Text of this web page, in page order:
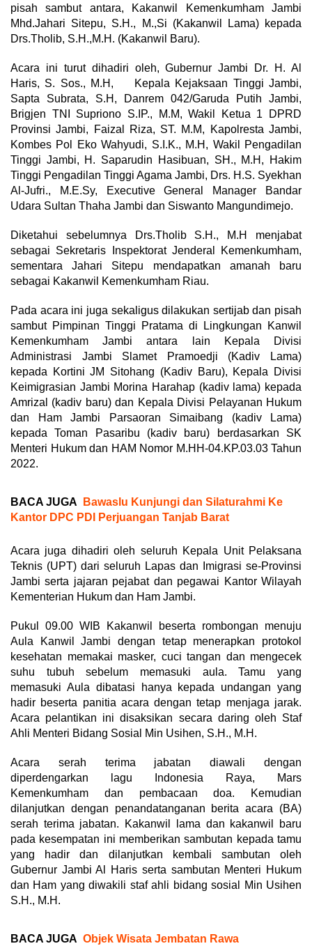
pisah sambut antara, Kakanwil Kemenkumham Jambi
Mhd.Jahari Sitepu, S.H., M.,Si (Kakanwil Lama) kepada
Drs.Tholib, S.H.,M.H. (Kakanwil Baru).
Acara ini turut dihadiri oleh, Gubernur Jambi Dr. H. Al
Haris, S. Sos., M.H, Kepala Kejaksaan Tinggi Jambi,
Sapta Subrata, S.H, Danrem 042/Garuda Putih Jambi,
Brigjen TNI Supriono S.IP., M.M, Wakil Ketua 1 DPRD
Provinsi Jambi, Faizal Riza, ST. M.M, Kapolresta Jambi,
Kombes Pol Eko Wahyudi, S.I.K., M.H, Wakil Pengadilan
Tinggi Jambi, H. Saparudin Hasibuan, SH., M.H, Hakim
Tinggi Pengadilan Tinggi Agama Jambi, Drs. H.S. Syekhan
Al-Jufri., M.E.Sy, Executive General Manager Bandar
Udara Sultan Thaha Jambi dan Siswanto Mangundimejo.
Diketahui sebelumnya Drs.Tholib S.H., M.H menjabat
sebagai Sekretaris Inspektorat Jenderal Kemenkumham,
sementara Jahari Sitepu mendapatkan amanah baru
sebagai Kakanwil Kemenkumham Riau.
Pada acara ini juga sekaligus dilakukan sertijab dan pisah
sambut Pimpinan Tinggi Pratama di Lingkungan Kanwil
Kemenkumham Jambi antara lain Kepala Divisi
Administrasi Jambi Slamet Pramoedji (Kadiv Lama)
kepada Kortini JM Sitohang (Kadiv Baru), Kepala Divisi
Keimigrasian Jambi Morina Harahap (kadiv lama) kepada
Amrizal (kadiv baru) dan Kepala Divisi Pelayanan Hukum
dan Ham Jambi Parsaoran Simaibang (kadiv Lama)
kepada Toman Pasaribu (kadiv baru) berdasarkan SK
Menteri Hukum dan HAM Nomor M.HH-04.KP.03.03 Tahun
2022.
BACA JUGA
Bawaslu Kunjungi dan Silaturahmi Ke
Kantor DPC PDI Perjuangan Tanjab Barat
Acara juga dihadiri oleh seluruh Kepala Unit Pelaksana
Teknis (UPT) dari seluruh Lapas dan Imigrasi se-Provinsi
Jambi serta jajaran pejabat dan pegawai Kantor Wilayah
Kementerian Hukum dan Ham Jambi.
Pukul 09.00 WIB Kakanwil beserta rombongan menuju
Aula Kanwil Jambi dengan tetap menerapkan protokol
kesehatan memakai masker, cuci tangan dan mengecek
suhu tubuh sebelum memasuki aula. Tamu yang
memasuki Aula dibatasi hanya kepada undangan yang
hadir beserta panitia acara dengan tetap menjaga jarak.
Acara pelantikan ini disaksikan secara daring oleh Staf
Ahli Menteri Bidang Sosial Min Usihen, S.H., M.H.
Acara serah terima jabatan diawali dengan
diperdengarkan lagu Indonesia Raya, Mars
Kemenkumham dan pembacaan doa. Kemudian
dilanjutkan dengan penandatanganan berita acara (BA)
serah terima jabatan. Kakanwil lama dan kakanwil baru
pada kesempatan ini memberikan sambutan kepada tamu
yang hadir dan dilanjutkan kembali sambutan oleh
Gubernur Jambi Al Haris serta sambutan Menteri Hukum
dan Ham yang diwakili staf ahli bidang sosial Min Usihen
S.H., M.H.
BACA JUGA Objek Wisata Jembatan Rawa